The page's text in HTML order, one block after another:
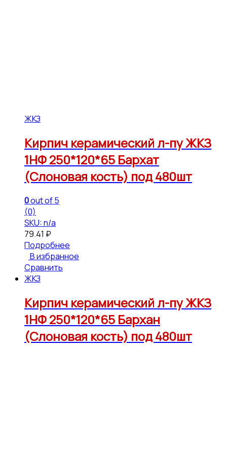
ЖКЗ
Кирпич керамический л-пу ЖКЗ
1НФ 250*120*65 Бархат
(Слоновая кость) под 480шт
0out of 5
(0)
SKU: n/a
79.41 ₽
Подробнее
В избранное
Сравнить
ЖКЗ
Кирпич керамический л-пу ЖКЗ
1НФ 250*120*65 Бархан
(Слоновая кость) под 480шт